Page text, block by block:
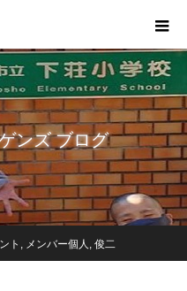
ンズ ブログ
ト , メンバー個人 , 俊二